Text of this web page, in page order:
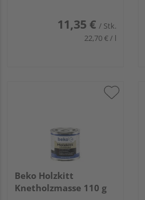
11,35 € / Stk.
22,70 € / l
Beko Holzkitt
Knetholzmasse 110 g